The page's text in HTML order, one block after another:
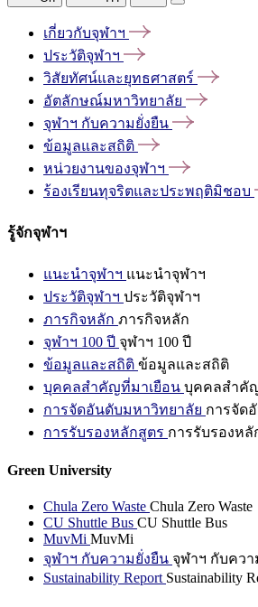
เกี่ยวกับจุฬาฯ
ประวัติจุฬาฯ
วิสัยทัศน์และยุทธศาสตร์
อัตลักษณ์มหาวิทยาลัย
จุฬาฯ กับความยั่งยืน
ข้อมูลและสถิติ
หน่วยงานของจุฬาฯ
ร้องเรียนทุจริตและประพฤติมิชอบ
รู้จักจุฬาฯ
แนะนำจุฬาฯ แนะนำจุฬาฯ
ประวัติจุฬาฯ ประวัติจุฬาฯ
ภารกิจหลัก ภารกิจหลัก
จุฬาฯ 100 ปี จุฬาฯ 100 ปี
ข้อมูลและสถิติ ข้อมูลและสถิติ
บุคคลสำคัญที่มาเยือน บุคคลสำคั
การจัดอันดับมหาวิทยาลัย การจัด
การรับรองหลักสูตร การรับรองหลั
Green University
Chula Zero Waste Chula Zero Waste
CU Shuttle Bus CU Shuttle Bus
MuvMi MuvMi
จุฬาฯ กับความยั่งยืน จุฬาฯ กับคว
Sustainability Report Sustainability